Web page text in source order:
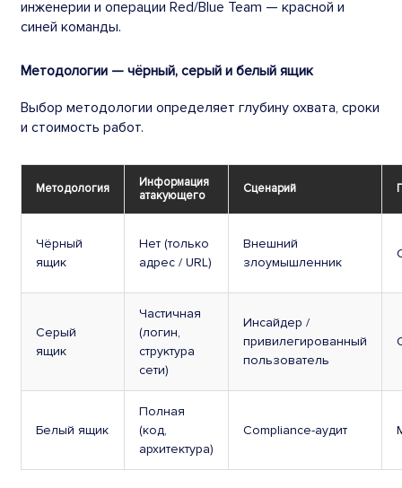
инженерии и операции Red/Blue Team — красной и
синей команды.
Методологии — чёрный, серый и белый ящик
Выбор методологии определяет глубину охвата, сроки
и стоимость работ.
Методология
Информация
атакующего
Сценарий
Чёрный
ящик
Нет (только
адрес / URL)
Внешний
злоумышленник
Серый
ящик
Частичная
(логин,
структура
сети)
Инсайдер /
привилегированный
пользователь
Белый ящик
Полная
(код,
архитектура)
Compliance-аудит